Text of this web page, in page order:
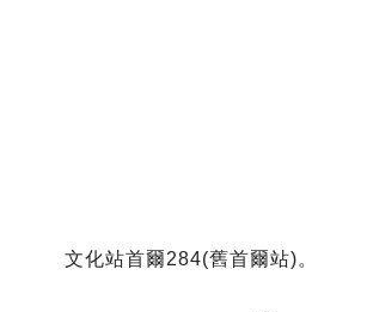
文化站首爾284(舊首爾站)。